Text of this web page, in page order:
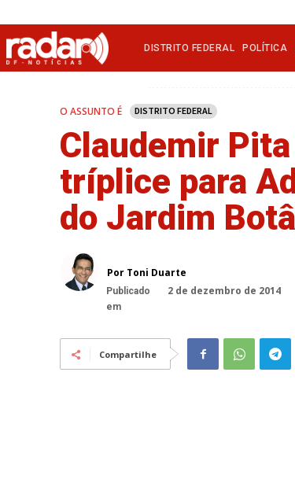
DISTRITO FEDERAL POLÍTICA
O ASSUNTO É DISTRITO FEDERAL
Claudemir
tríplice para
do Jardim
Por Toni Duarte
Publicado
em
2 de dezembro de 2014
Compartilhe